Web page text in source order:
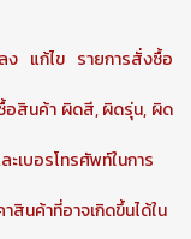
ง แก้ไข รายการสั่งซื้อ
อสินค้า ผิดสี, ผิดรุ่น, ผิด
เบอรโทรศัพท์ในการ
สินค้าที่อาจเกิดขึ้นได้ใน